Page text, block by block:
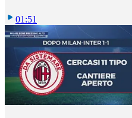
01:51